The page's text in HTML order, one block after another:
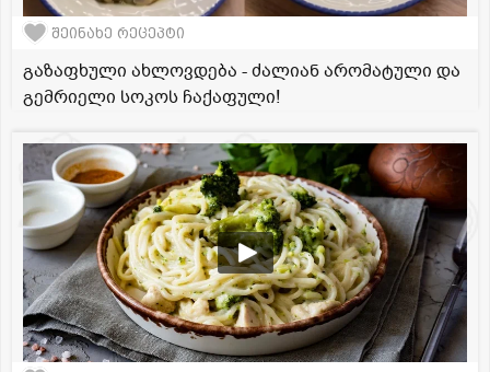
შეინახე რეცეპტი
გაზაფხული ახლოვდება - ძალიან არომატული და
გემრიელი სოკოს ჩაქაფული!